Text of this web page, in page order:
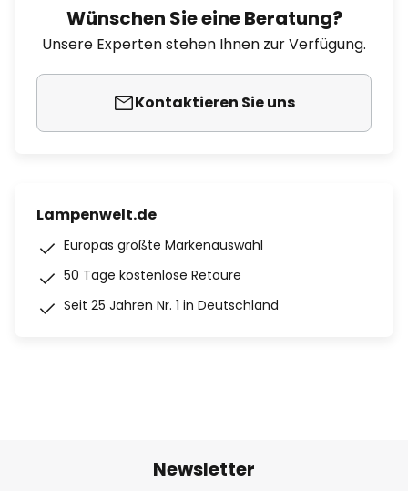
Wünschen Sie eine Beratung?
Unsere Experten stehen Ihnen zur Verfügung.
Kontaktieren Sie uns
Lampenwelt.de
Europas größte Markenauswahl
50 Tage kostenlose Retoure
Seit 25 Jahren Nr. 1 in Deutschland
Newsletter